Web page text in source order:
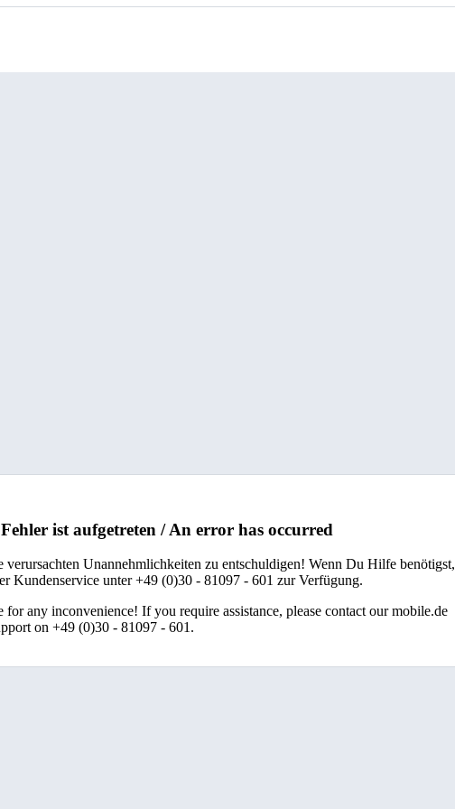
ist aufgetreten / An error has occurred
verursachten Unannehmlichkeiten zu entschuldigen! Wenn Du Hilfe benötigst,
Kundenservice unter +49 (0)30 - 81097 - 601 zur Verfügung.
for any inconvenience! If you require assistance, please contact our mobile.de
on +49 (0)30 - 81097 - 601.